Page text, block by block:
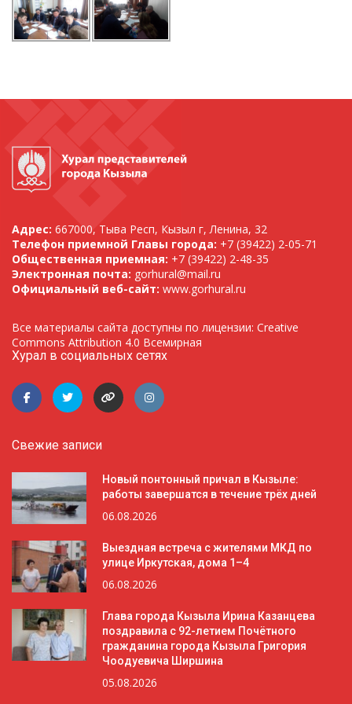
Адрес: 667000, Тыва Респ, Кызыл г, Ленина, 32
Телефон приемной Главы города: +7 (39422) 2-05-71
Общественная приемная: +7 (39422) 2-48-35
Электронная почта: gorhural@mail.ru
Официальный веб-сайт: www.gorhural.ru
Все материалы сайта доступны по лицензии: Creative
Commons Attribution 4.0 Всемирная
Хурал в социальных сетях
Свежие записи
Новый понтонный причал в Кызыле:
работы завершатся в течение трёх дней
06.08.2026
Выездная встреча с жителями МКД по
улице Иркутская, дома 1–4
06.08.2026
Глава города Кызыла Ирина Казанцева
поздравила с 92-летием Почётного
гражданина города Кызыла Григория
Чоодуевича Ширшина
05.08.2026